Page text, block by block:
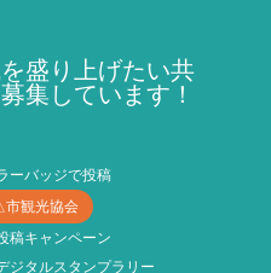
盛り上げたい共
集しています！
ーバッジで投稿
観光協会
稿キャンペーン
ジタルスタンプラリー